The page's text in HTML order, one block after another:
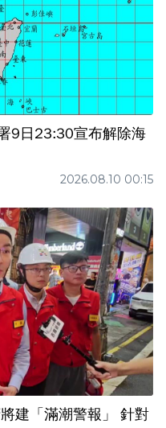
9日23:30宣布解除海
2026.08.10 00:15
建「滿潮警報」 針對